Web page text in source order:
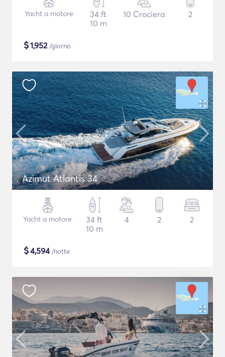
Yacht a motore
34 ft
10 m
10 Crociera 2
$1,952/giorno
Azimut Atlantis 34
Yacht a motore
34 ft
10 m
4 2 2
$4,594/notte